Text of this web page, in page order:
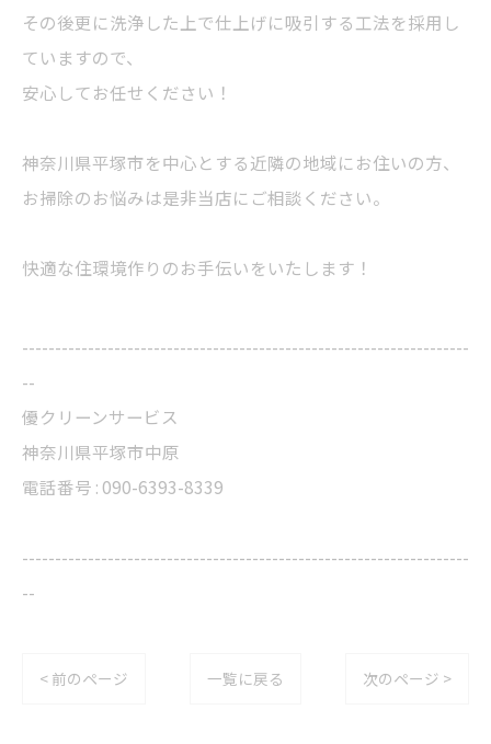
その後更に洗浄した上で仕上げに吸引する工法を採用し
ていますので、
安心してお任せください！
神奈川県平塚市を中心とする近隣の地域にお住いの方、
お掃除のお悩みは是非当店にご相談ください。
快適な住環境作りのお手伝いをいたします！
--------------------------------------------------------------------
--
優クリーンサービス
神奈川県平塚市中原
電話番号 : 090-6393-8339
--------------------------------------------------------------------
--
< 前のページ 一覧に戻る 次のページ >